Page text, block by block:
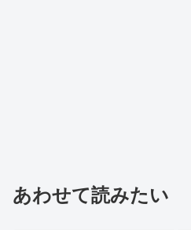
あわせて読みたい